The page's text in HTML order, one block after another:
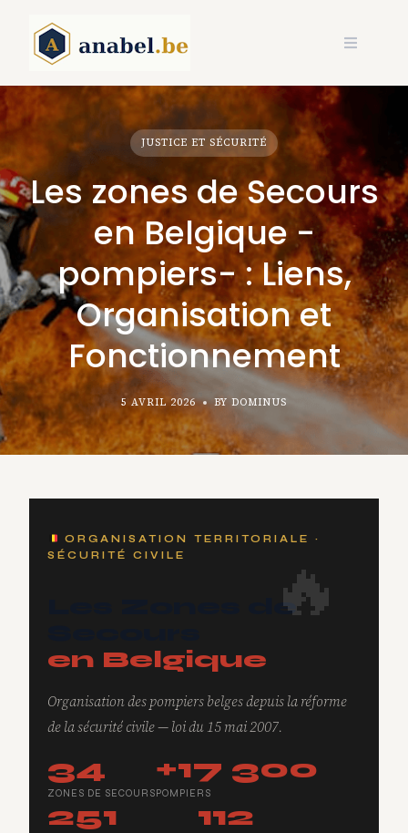
content
JUSTICE ET SÉCURITÉ
Les zones de Secours
en Belgique -
pompiers- : Liens,
Organisation et
Fonctionnement
5 AVRIL 2026 BY DOMINUS
ORGANISATION TERRITORIALE ·
SÉCURITÉ CIVILE
Les Zones de
en Belgique
Organisation des pompiers belges depuis la réforme
de la sécurité civile — loi du 15 mai 2007.
34
ZONES DE SECOURS
+17 300
POMPIERS
251 112